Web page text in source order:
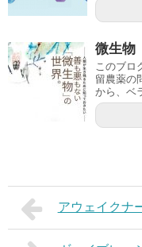
微生物
このブロ
留農薬の
から、ベ
アウェイクナ